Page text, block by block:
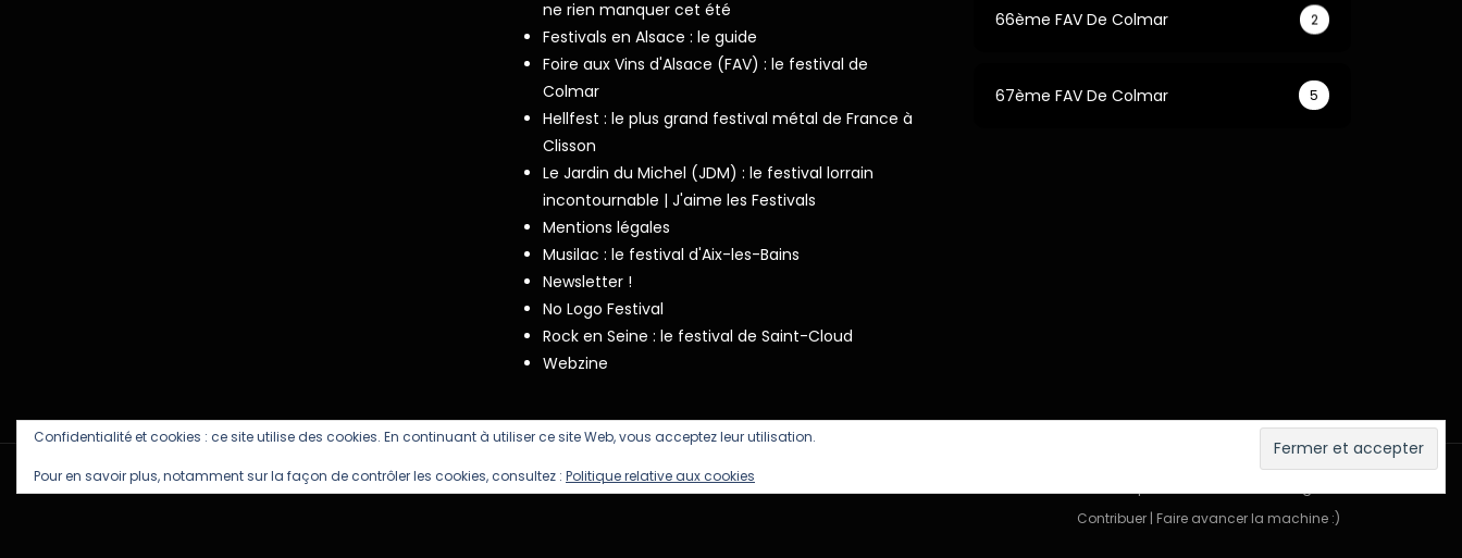
ne rien manquer cet été
Festivals en Alsace : le guide
Foire aux Vins d'Alsace (FAV) : le festival de
Colmar
Hellfest : le plus grand festival métal de France à
Clisson
Le Jardin du Michel (JDM) : le festival lorrain
incontournable | J'aime les Festivals
Mentions légales
Musilac : le festival d'Aix-les-Bains
Newsletter !
No Logo Festival
Rock en Seine : le festival de Saint-Cloud
Webzine
66ème FAV De Colmar 2
67ème FAV De Colmar 5
Contribuer | Faire avancer la machine :)
Confidentialité et cookies : ce site utilise des cookies. En continuant à utiliser ce site Web, vous acceptez leur utilisation.
Pour en savoir plus, notamment sur la façon de contrôler les cookies, consultez : Politique relative aux cookies